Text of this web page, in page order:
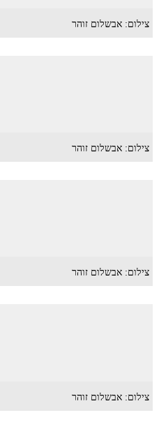
צילום: אבשלום זוהר
צילום: אבשלום זוהר
צילום: אבשלום זוהר
צילום: אבשלום זוהר